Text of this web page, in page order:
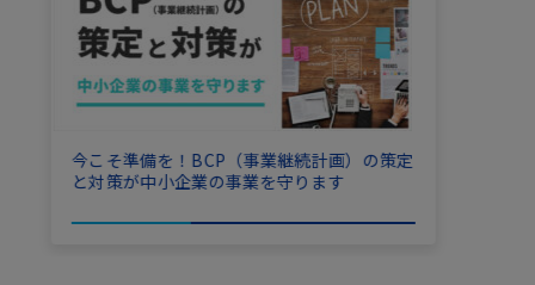
今こそ準備を！BCP（事業継続計画）の策定
と対策が中小企業の事業を守ります